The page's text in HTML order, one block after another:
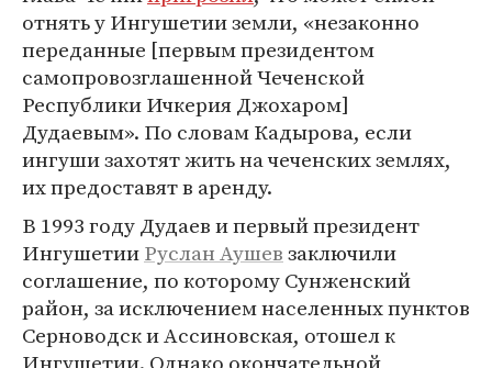
отнять у Ингушетии земли, «незаконно
переданные [первым президентом
самопровозглашенной Чеченской
Республики Ичкерия Джохаром]
Дудаевым». По словам Кадырова, если
ингуши захотят жить на чеченских землях,
их предоставят в аренду.
В 1993 году Дудаев и первый президент
ИнгушетииРуслан Аушевзаключили
соглашение, по которому Сунженский
район, за исключением населенных пунктов
Серноводск и Ассиновская, отошел к